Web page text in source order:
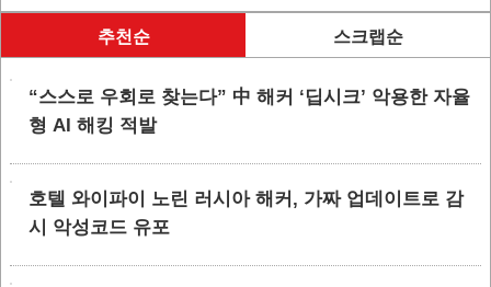
추천순 스크랩순
“스스로 우회로 찾는다” 中 해커 ‘딥시크’ 악용한 자율
형 AI 해킹 적발
호텔 와이파이 노린 러시아 해커, 가짜 업데이트로 감
시 악성코드 유포